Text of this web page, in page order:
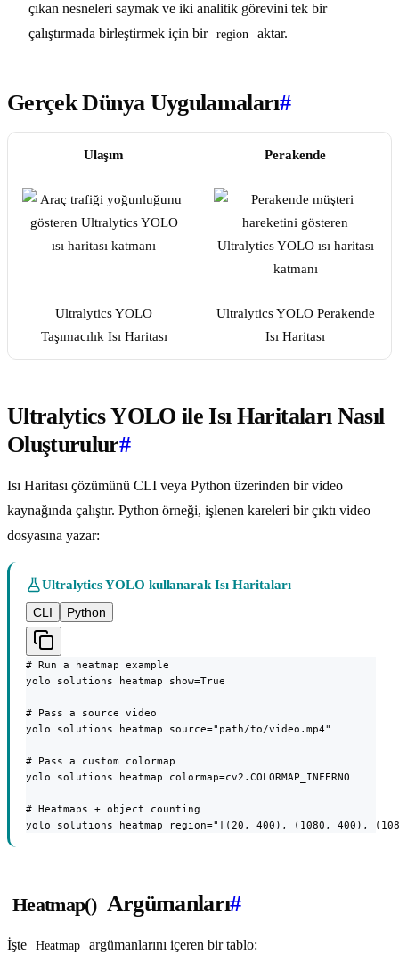
çıkan nesneleri saymak ve iki analitik görevini tek bir
çalıştırmada birleştirmek için bir region aktar.
Gerçek Dünya Uygulamaları#
Ulaşım Perakende
Ultralytics YOLO
Taşımacılık Isı Haritası
Ultralytics YOLO Perakende
Isı Haritası
Ultralytics YOLO ile Isı Haritaları Nasıl
Oluşturulur#
Isı Haritası çözümünü CLI veya Python üzerinden bir video
kaynağında çalıştır. Python örneği, işlenen kareleri bir çıktı video
dosyasına yazar:
Ultralytics YOLO kullanarak Isı Haritaları
CLI
Python
# Run a heatmap example
yolo solutions heatmap show=True
# Pass a source video
yolo solutions heatmap source="path/to/video.mp4"
# Pass a custom colormap
yolo solutions heatmap colormap=cv2.COLORMAP_INFERNO
# Heatmaps + object counting
yolo solutions heatmap region="[(20, 400), (1080, 400),
Heatmap() Argümanları#
İşte Heatmap argümanlarını içeren bir tablo: